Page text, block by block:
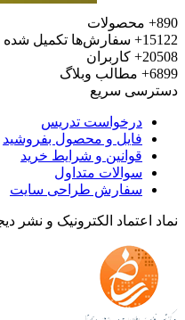
محصولات
سفارش‌ها تکمیل شده
کاربران
مطالب وبلاگ
سریع
درخواست تدریس
فایل و محصول بفروشید
قوانین و شرایط خرید
سوالات متداول
سفارش طراحی سایت
اعتماد الکترونیک و نشر دیجیتال